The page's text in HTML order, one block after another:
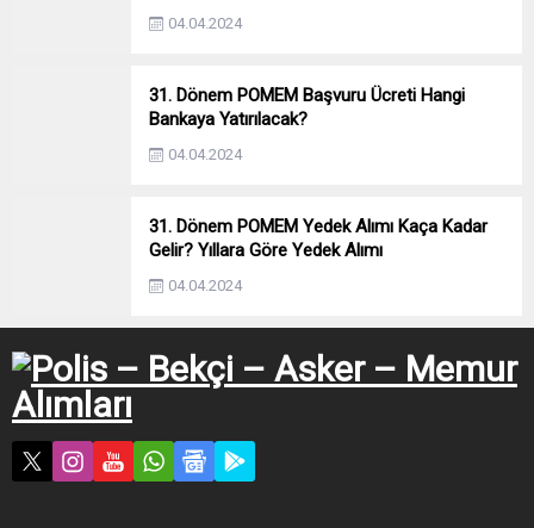
04.04.2024
31. Dönem POMEM Başvuru Ücreti Hangi
Bankaya Yatırılacak?
04.04.2024
31. Dönem POMEM Yedek Alımı Kaça Kadar
Gelir? Yıllara Göre Yedek Alımı
04.04.2024